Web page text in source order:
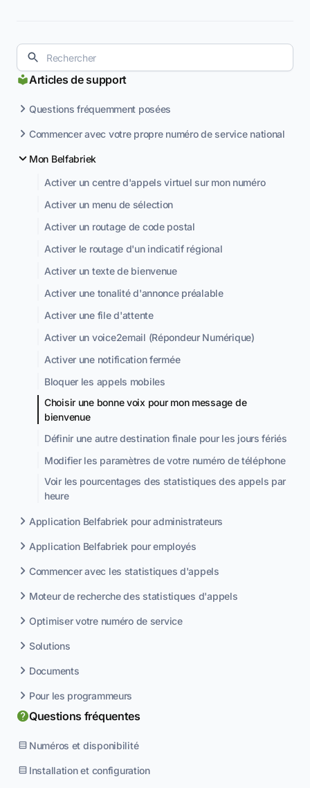
Articles de support
Questions fréquemment posées
Commencer avec votre propre numéro de service national
Mon Belfabriek
Activer un centre d'appels virtuel sur mon numéro
Activer un menu de sélection
Activer un routage de code postal
Activer le routage d'un indicatif régional
Activer un texte de bienvenue
Activer une tonalité d'annonce préalable
Activer une file d'attente
Activer un voice2email (Répondeur Numérique)
Activer une notification fermée
Bloquer les appels mobiles
Choisir une bonne voix pour mon message de
bienvenue
Définir une autre destination finale pour les jours fériés
Modifier les paramètres de votre numéro de téléphone
Voir les pourcentages des statistiques des appels par
heure
Application Belfabriek pour administrateurs
Application Belfabriek pour employés
Commencer avec les statistiques d'appels
Moteur de recherche des statistiques d'appels
Optimiser votre numéro de service
Solutions
Documents
Pour les programmeurs
Questions fréquentes
Numéros et disponibilité
Installation et configuration